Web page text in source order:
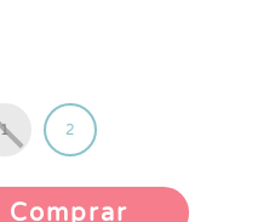
1 2
Comprar